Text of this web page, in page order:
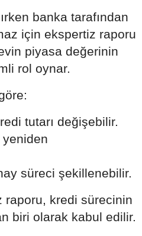
banka tarafından
için ekspertiz raporu
piyasa değerinin
rol oynar.
tutarı değişebilir.
yeniden
süreci şekillenebilir.
raporu, kredi sürecinin
biri olarak kabul edilir.